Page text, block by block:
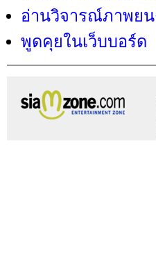
อ่านวิจารณ์ภาพย
พูดคุยในเว็บบอร์ด